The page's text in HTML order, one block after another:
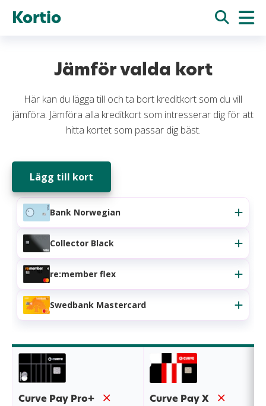
Kortio
Jämför valda kort
Här kan du lägga till och ta bort kreditkort som du vill
jämföra. Jämföra alla kreditkort som intresserar dig för att
hitta kortet som passar dig bäst.
Lägg till kort
Bank Norwegian
Collector Black
re:member flex
Swedbank Mastercard
Curve Pay Pro+ Curve Pay X